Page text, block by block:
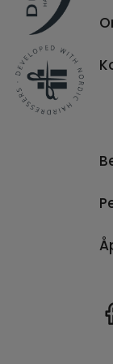
innen hårpleie